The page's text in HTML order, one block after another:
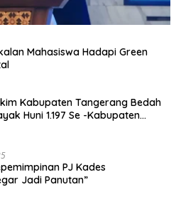
Mahasiswa Hadapi Green
Kabupaten Tangerang Bedah
Huni 1.197 Se -Kabupaten
PJ Kades
Jadi Panutan”